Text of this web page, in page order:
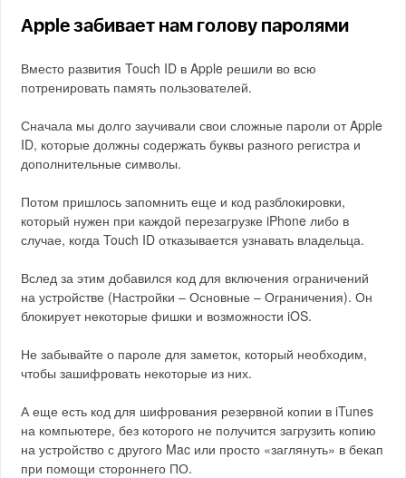
Apple забивает нам голову паролями
Вместо развития Touch ID в Apple решили во всю
потренировать память пользователей.
Сначала мы долго заучивали свои сложные пароли от Apple
ID, которые должны содержать буквы разного регистра и
дополнительные символы.
Потом пришлось запомнить еще и код разблокировки,
который нужен при каждой перезагрузке iPhone либо в
случае, когда Touch ID отказывается узнавать владельца.
Вслед за этим добавился код для включения ограничений
на устройстве (Настройки – Основные – Ограничения). Он
блокирует некоторые фишки и возможности iOS.
Не забывайте о пароле для заметок, который необходим,
чтобы зашифровать некоторые из них.
А еще есть код для шифрования резервной копии в iTunes
на компьютере, без которого не получится загрузить копию
на устройство с другого Mac или просто «заглянуть» в бекап
при помощи стороннего ПО.